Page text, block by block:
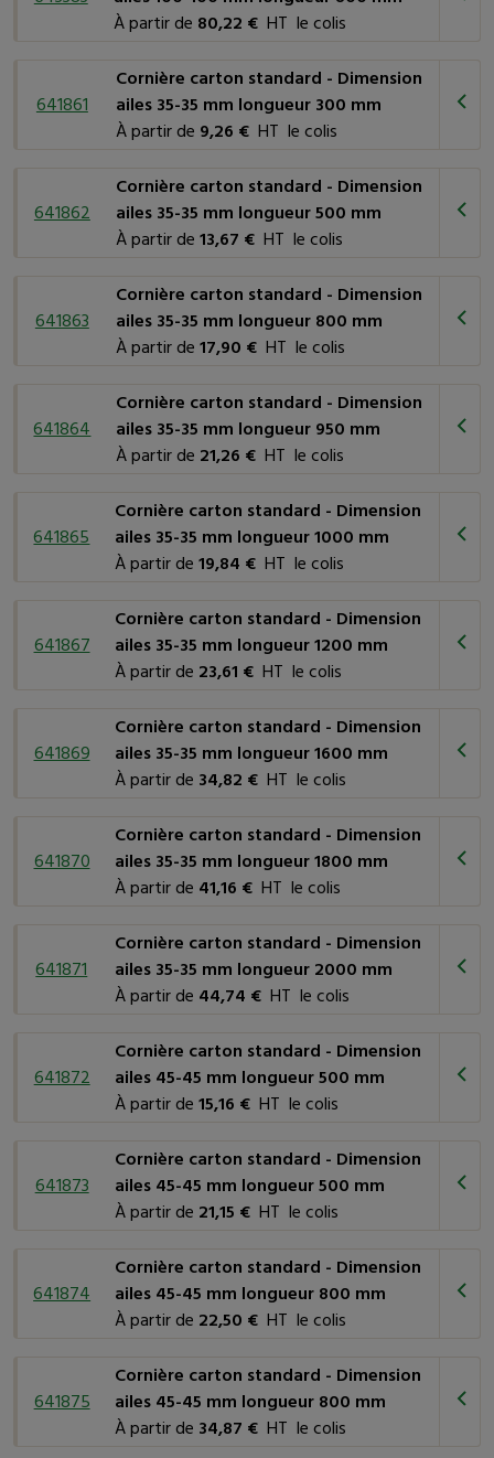
carton et palettes
À partir de 80,22 €HT le colis
641861
Cornière carton standard - Dimension
ailes 35-35 mm longueur 300 mm
À partir de 9,26 €HT le colis
641862
Cornière carton standard - Dimension
ailes 35-35 mm longueur 500 mm
À partir de13,67 €HT le colis
641863
Cornière carton standard - Dimension
ailes 35-35 mm longueur 800 mm
À partir de17,90 €HT le colis
641864
Cornière carton standard - Dimension
ailes 35-35 mm longueur 950 mm
À partir de 21,26 €HT le colis
641865
Cornière carton standard - Dimension
ailes 35-35 mm longueur 1000 mm
À partir de19,84 €HT le colis
641867
Cornière carton standard - Dimension
ailes 35-35 mm longueur 1200 mm
À partir de 23,61 € HT le colis
641869
Cornière carton standard - Dimension
ailes 35-35 mm longueur 1600 mm
À partir de 34,82 € HT le colis
641870
Cornière carton standard - Dimension
ailes 35-35 mm longueur 1800 mm
À partir de 41,16 € HT le colis
641871
Cornière carton standard - Dimension
ailes 35-35 mm longueur 2000 mm
À partir de 44,74 €HT le colis
641872
Cornière carton standard - Dimension
ailes 45-45 mm longueur 500 mm
À partir de15,16 € HT le colis
641873
Cornière carton standard - Dimension
ailes 45-45 mm longueur 500 mm
À partir de 21,15 € HT le colis
641874
Cornière carton standard - Dimension
ailes 45-45 mm longueur 800 mm
À partir de 22,50 € HT le colis
641875
Cornière carton standard - Dimension
ailes 45-45 mm longueur 800 mm
À partir de 34,87 € HT le colis